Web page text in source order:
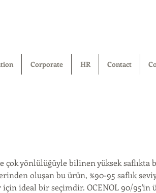
Corporate HR Contact
çok yönlülüğüyle bilinen yüksek saflıkta
oluşan bu ürün, %90-95 saflık
ideal bir seçimdir. OCENOL 90/95'in